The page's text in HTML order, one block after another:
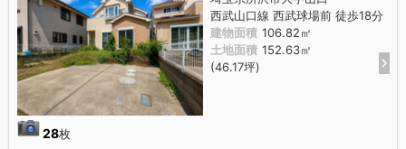
28枚
西武山口線 西武球場前 徒歩18分
建物面積 106.82㎡
土地面積 152.63㎡
(46.17坪)